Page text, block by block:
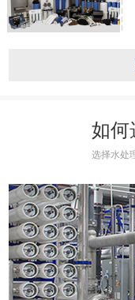
如何
选择水处